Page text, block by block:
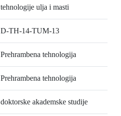
tehnologije ulja i masti
D-TH-14-TUM-13
Prehrambena tehnologija
Prehrambena tehnologija
doktorske akademske studije